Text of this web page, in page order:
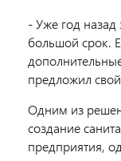
- Уже год назад
большой срок.
предложил
Одним из
создание
предприятия,